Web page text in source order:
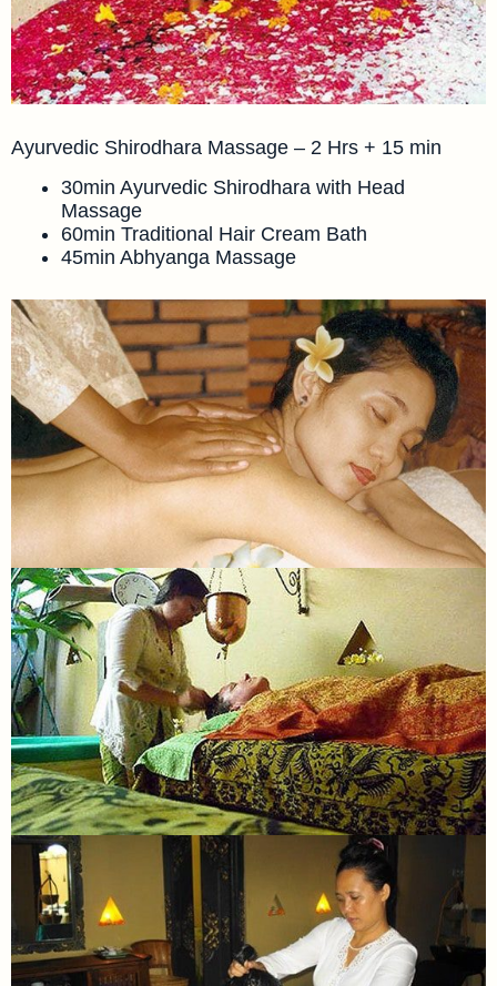
Ayurvedic Shirodhara Massage – 2 Hrs + 15 min
30min Ayurvedic Shirodhara with Head
Massage
60min Traditional Hair Cream Bath
45min Abhyanga Massage